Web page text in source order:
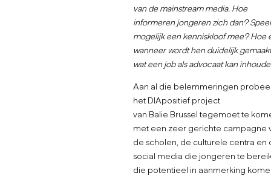
van de mainstream media. Hoe
informeren jongeren zich dan?
mogelijk een kenniskloof mee? Hoe
wanneer wordt hen duidelijk gemaakt
wat een job als advocaat kan
Aan al die belemmeringen
het DIApositief project
van Balie Brussel tegemoet te
met een zeer gerichte campagne
de scholen, de culturele centra en
social media die jongeren te
die potentieel in aanmerking